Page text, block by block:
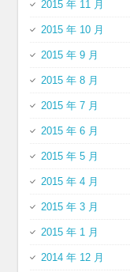
2015 年 11 月
2015 年 10 月
2015 年 9 月
2015 年 8 月
2015 年 7 月
2015 年 6 月
2015 年 5 月
2015 年 4 月
2015 年 3 月
2015 年 1 月
2014 年 12 月